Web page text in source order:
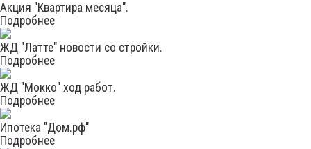
Акция "Квартира месяца".
Подробнее
ЖД "Латте" новости со стройки.
Подробнее
ЖД "Мокко" ход работ.
Подробнее
Ипотека "Дом.рф"
Подробнее